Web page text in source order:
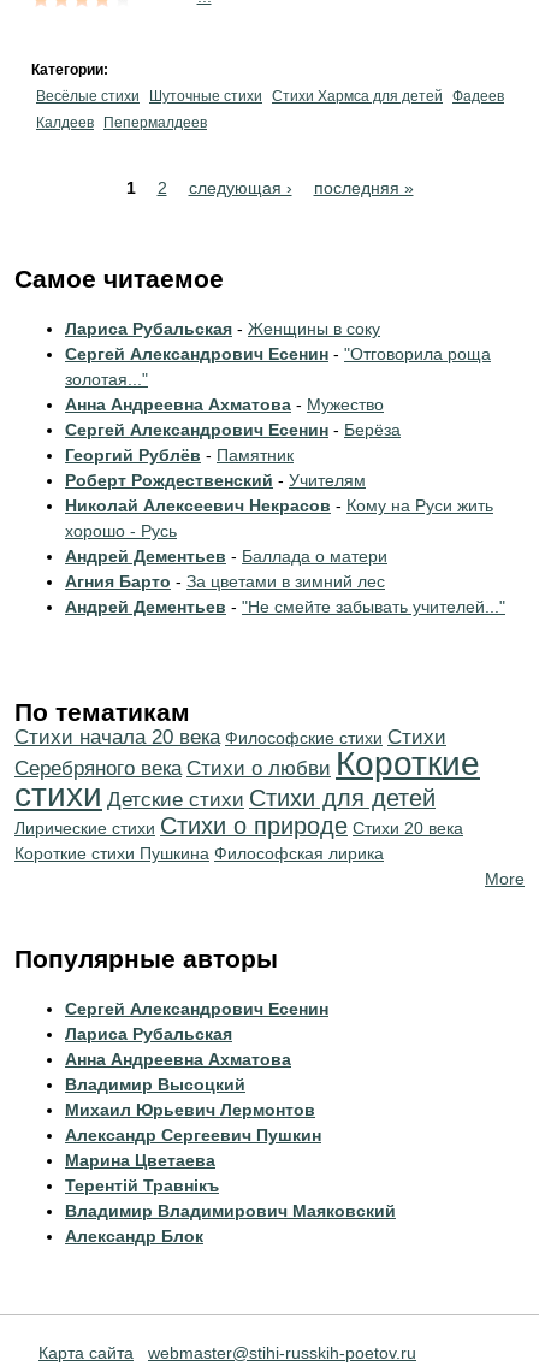
Категории:
Весёлые стихи
Шуточные стихи Стихи Хармса для детей
Фадеев
Калдеев
Пепермалдеев
1 2 следующая › последняя »
Самое читаемое
Лариса Рубальская - Женщины в соку
Сергей Александрович Есенин - "Отговорила роща
золотая..."
Анна Андреевна Ахматова - Мужество
Сергей Александрович Есенин - Берёза
Георгий Рублёв - Памятник
Роберт Рождественский - Учителям
Николай Алексеевич Некрасов - Кому на Руси жить
хорошо - Русь
Андрей Дементьев - Баллада о матери
Агния Барто - За цветами в зимний лес
Андрей Дементьев - "Не смейте забывать учителей..."
По тематикам
Cтихи начала 20 века Философские стихи Cтихи
Серебряного века Стихи о любви Короткие
стихи Детские стихи Стихи для детей
Лирические стихи Стихи о природе Стихи 20 века
Короткие стихи Пушкина Философская лирика
More
Популярные авторы
Сергей Александрович Есенин
Лариса Рубальская
Анна Андреевна Ахматова
Владимир Высоцкий
Михаил Юрьевич Лермонтов
Александр Сергеевич Пушкин
Марина Цветаева
Терентiй Травнiкъ
Владимир Владимирович Маяковский
Александр Блок
Карта сайта webmaster@stihi-russkih-poetov.ru